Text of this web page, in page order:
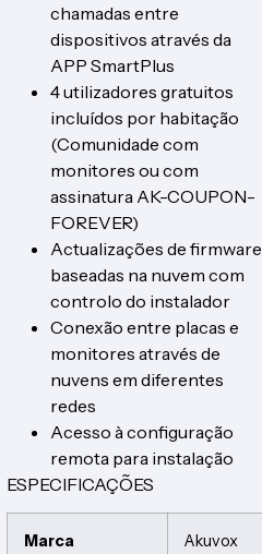
chamadas entre
dispositivos através da
APP SmartPlus
4 utilizadores gratuitos
incluídos por habitação
(Comunidade com
monitores ou com
assinatura AK-COUPON-
FOREVER)
Actualizações de firmware
baseadas na nuvem com
controlo do instalador
Conexão entre placas e
monitores através de
nuvens em diferentes
redes
Acesso à configuração
remota para instalação
ESPECIFICAÇÕES
Marca Akuvox